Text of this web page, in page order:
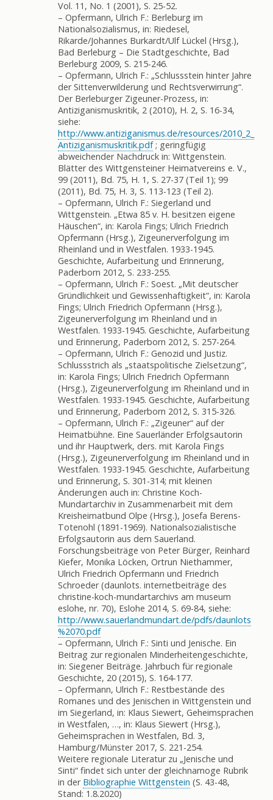
Vol. 11, No. 1 (2001), S. 25-52.
– Opfermann, Ulrich F.: Berleburg im
Nationalsozialismus, in: Riedesel,
Rikarde/Johannes Burkardt/Ulf Lückel (Hrsg.),
Bad Berleburg – Die Stadtgeschichte, Bad
Berleburg 2009, S. 215-246.
– Opfermann, Ulrich F.: „Schlussstein hinter Jahre
der Sittenverwilderung und Rechtsverwirrung“.
Der Berleburger Zigeuner-Prozess, in:
Antiziganismuskritik, 2 (2010), H. 2, S. 16-34,
siehe:
http://www.antiziganismus.de/resources/2010_2_
Antiziganismuskritik.pdf; geringfügig
abweichender Nachdruck in: Wittgenstein.
Blätter des Wittgensteiner Heimatvereins e. V.,
99 (2011), Bd. 75, H. 1, S. 27-37 (Teil 1); 99
(2011), Bd. 75, H. 3, S. 113-123 (Teil 2).
– Opfermann, Ulrich F.: Siegerland und
Wittgenstein. „Etwa 85 v. H. besitzen eigene
Häuschen“, in: Karola Fings; Ulrich Friedrich
Opfermann (Hrsg.), Zigeunerverfolgung im
Rheinland und in Westfalen. 1933-1945.
Geschichte, Aufarbeitung und Erinnerung,
Paderborn 2012, S. 233-255.
– Opfermann, Ulrich F.: Soest. „Mit deutscher
Gründlichkeit und Gewissenhaftigkeit“, in: Karola
Fings; Ulrich Friedrich Opfermann (Hrsg.),
Zigeunerverfolgung im Rheinland und in
Westfalen. 1933-1945. Geschichte, Aufarbeitung
und Erinnerung, Paderborn 2012, S. 257-264.
– Opfermann, Ulrich F.: Genozid und Justiz.
Schlussstrich als „staatspolitische Zielsetzung“,
in: Karola Fings; Ulrich Friedrich Opfermann
(Hrsg.), Zigeunerverfolgung im Rheinland und in
Westfalen. 1933-1945. Geschichte, Aufarbeitung
und Erinnerung, Paderborn 2012, S. 315-326.
– Opfermann, Ulrich F.: „Zigeuner“ auf der
Heimatbühne. Eine Sauerländer Erfolgsautorin
und ihr Hauptwerk, ders. mit Karola Fings
(Hrsg.), Zigeunerverfolgung im Rheinland und in
Westfalen. 1933-1945. Geschichte, Aufarbeitung
und Erinnerung, S. 301-314; mit kleinen
Änderungen auch in: Christine Koch-
Mundartarchiv in Zusammenarbeit mit dem
Kreisheimatbund Olpe (Hrsg.), Josefa Berens-
Totenohl (1891-1969). Nationalsozialistische
Erfolgsautorin aus dem Sauerland.
Forschungsbeiträge von Peter Bürger, Reinhard
Kiefer, Monika Löcken, Ortrun Niethammer,
Ulrich Friedrich Opfermann und Friedrich
Schroeder (daunlots. internetbeiträge des
christine-koch-mundartarchivs am museum
eslohe, nr. 70), Eslohe 2014, S. 69-84, siehe:
http://www.sauerlandmundart.de/pdfs/daunlots
%2070.pdf
– Opfermann, Ulrich F.: Sinti und Jenische. Ein
Beitrag zur regionalen Minderheitengeschichte,
in: Siegener Beiträge. Jahrbuch für regionale
Geschichte, 20 (2015), S. 164-177.
– Opfermann, Ulrich F.: Restbestände des
Romanes und des Jenischen in Wittgenstein und
im Siegerland, in: Klaus Siewert, Geheimsprachen
in Westfalen, …, in: Klaus Siewert (Hrsg.),
Geheimsprachen in Westfalen, Bd. 3,
Hamburg/Münster 2017, S. 221-254.
Weitere regionale Literatur zu „Jenische und
Sinti“ findet sich unter der gleichnamoge Rubrik
in der Bibliographie Wittgenstein (S. 43-48,
Stand: 1.8.2020)